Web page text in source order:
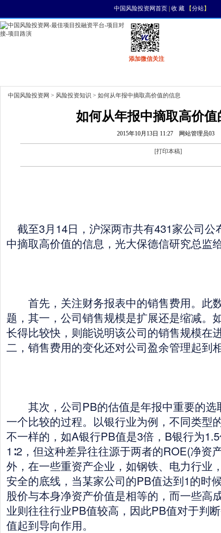
中国风险投资网首页| 收 藏【分站】
添加微信关注
中国风险投资网 > 风险投资知识 > 如何从年报中摘取高价值的信息
如何从年报中摘取高价值
2015年10月13日 11:27 网站管理员03
[打印本稿]
截至3月14日，沪深两市共有431家公司公
中摘取高价值的信息，光大保德信研究总监
首先，关注财务报表中的销售费用。此
题，其一，公司销售规模是扩展还是缩减。
长得比较快，则能说明该公司的销售规模在
二，销售费用的变化还对公司盈余管理起到
其次，公司PB的估值是年报中重要的选
一个比较的过程。以银行业为例，不同类型
不一样的，如A银行PB值是3倍，B银行为
1∶2，但这种差异往往源于两者的ROE(净资
外，在一些重资产企业，如钢铁、电力行业
安全的底线，当某家公司的PB值达到1的时
股价与本身净资产价值是相等的，而一些高
业则往往行业PB值较高，因此PB值对于判
值起到导向作用。